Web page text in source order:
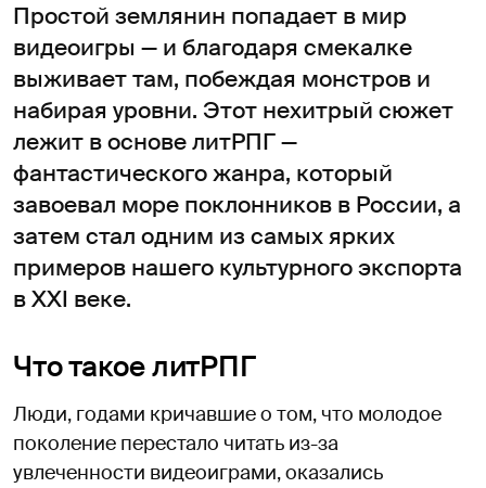
Простой землянин попадает в мир
видеоигры — и благодаря смекалке
выживает там, побеждая монстров и
набирая уровни. Этот нехитрый сюжет
лежит в основе литРПГ —
фантастического жанра, который
завоевал море поклонников в России, а
затем стал одним из самых ярких
примеров нашего культурного экспорта
в XXI веке.
Что такое литРПГ
Люди, годами кричавшие о том, что молодое
поколение перестало читать из-за
увлеченности видеоиграми, оказались